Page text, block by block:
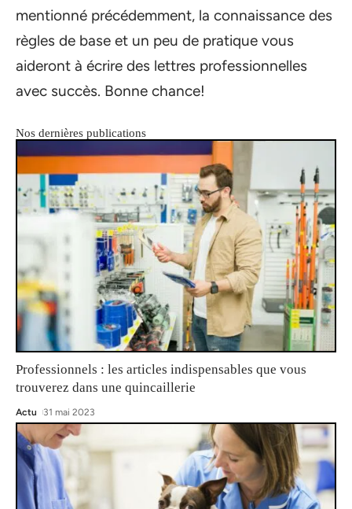
mentionné précédemment, la connaissance des
règles de base et un peu de pratique vous
aideront à écrire des lettres professionnelles
avec succès. Bonne chance!
Nos dernières publications
Professionnels : les articles indispensables que vous
trouverez dans une quincaillerie
Actu 31 mai 2023